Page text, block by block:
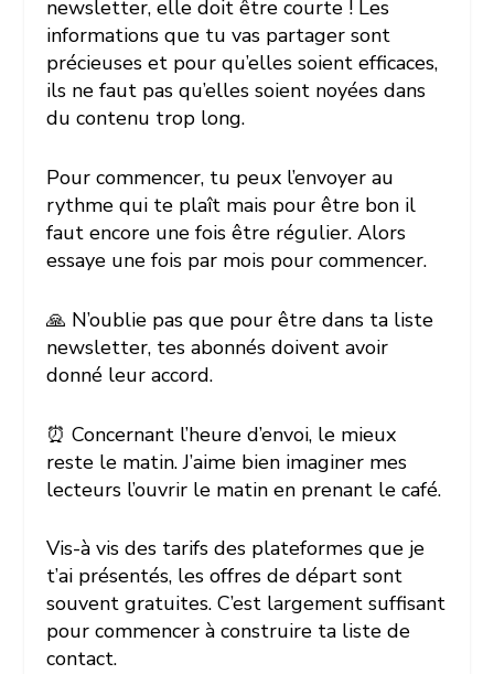
newsletter, elle doit être courte ! Les
informations que tu vas partager sont
précieuses et pour qu’elles soient efficaces,
ils ne faut pas qu’elles soient noyées dans
du contenu trop long.
Pour commencer, tu peux l’envoyer au
rythme qui te plaît mais pour être bon il
faut encore une fois être régulier. Alors
essaye une fois par mois pour commencer.
🙏 N’oublie pas que pour être dans ta liste
newsletter, tes abonnés doivent avoir
donné leur accord.
⏰ Concernant l’heure d’envoi, le mieux
reste le matin. J’aime bien imaginer mes
lecteurs l’ouvrir le matin en prenant le café.
Vis-à vis des tarifs des plateformes que je
t’ai présentés, les offres de départ sont
souvent gratuites. C’est largement suffisant
pour commencer à construire ta liste de
contact.